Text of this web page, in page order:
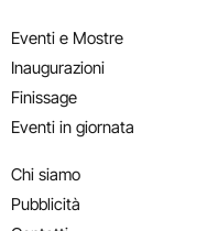
Eventi e Mostre
Inaugurazioni
Finissage
Eventi in giornata
Chi siamo
Pubblicità